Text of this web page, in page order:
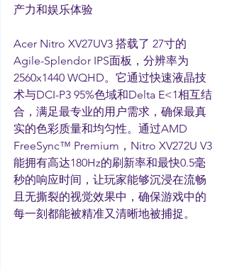
产力和娱乐体验
Acer Nitro XV27UV3 搭载了 27寸的
Agile-Splendor IPS面板，分辨率为
2560x1440 WQHD。它通过快速液晶技
术与DCI-P3 95%色域和Delta E<1相互结
合，满足最专业的用户需求，确保最真
实的色彩质量和均匀性。通过AMD
FreeSync™ Premium，Nitro XV272U V3
能拥有高达180Hz的刷新率和最快0.5毫
秒的响应时间，让玩家能够沉浸在流畅
且无撕裂的视觉效果中，确保游戏中的
每一刻都能被精准又清晰地被捕捉。